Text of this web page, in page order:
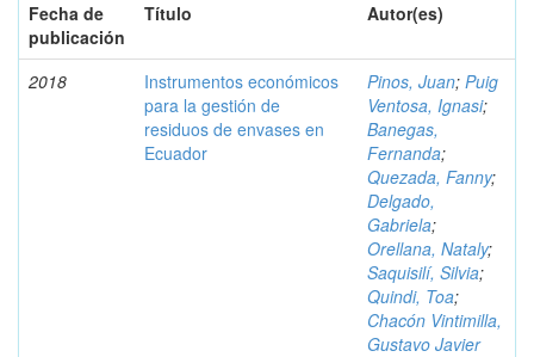
Fecha de
publicación
Título Autor(es)
2018
Instrumentos económicos
para la gestión de
residuos de envases en
Ecuador
Pinos, Juan; Puig
Ventosa, Ignasi;
Banegas,
Fernanda;
Quezada, Fanny;
Delgado,
Gabriela;
Orellana, Nataly;
Saquisilí, Silvia;
Quindi, Toa;
Chacón Vintimilla,
Gustavo Javier